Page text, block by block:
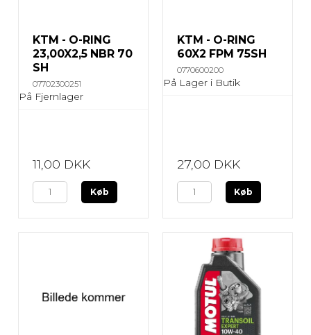
KTM - O-RING
23,00X2,5 NBR 70
SH
07702300251
På Fjernlager
11,00 DKK
Køb
KTM - O-RING
60X2 FPM 75SH
0770600200
På Lager i Butik
27,00 DKK
Køb